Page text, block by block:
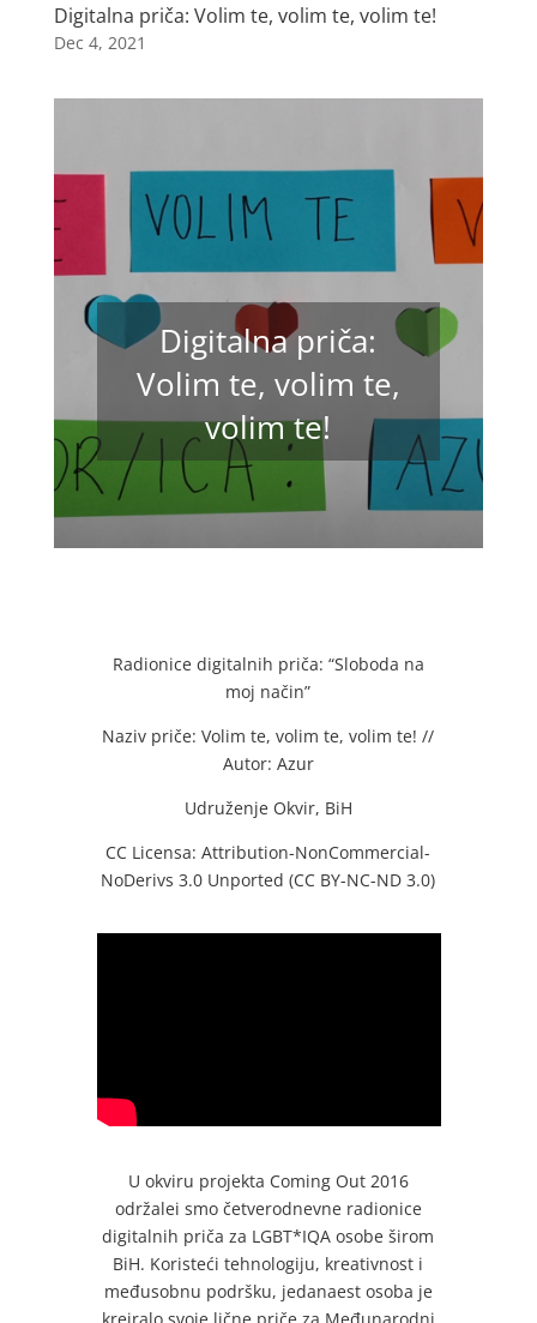
Digitalna priča: Volim te, volim te, volim te!
Dec 4, 2021
Digitalna priča:
Volim te, volim te,
volim te!
Radionice digitalnih priča: “Sloboda na
moj način”
Naziv priče: Volim te, volim te, volim te! //
Autor: Azur
Udruženje Okvir, BiH
CC Licensa: Attribution-NonCommercial-
NoDerivs 3.0 Unported (CC BY-NC-ND 3.0)
U okviru projekta Coming Out 2016
održalei smo četverodnevne radionice
digitalnih priča za LGBT*IQA osobe širom
BiH. Koristeći tehnologiju, kreativnost i
međusobnu podršku, jedanaest osoba je